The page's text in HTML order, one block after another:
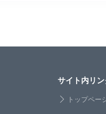
サイト内リン
トップペー